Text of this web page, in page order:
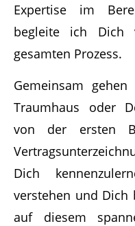
Expertise im
begleite ich Dich
gesamten Prozess.
Gemeinsam
Traumhaus oder
von der ersten
Dich
verstehen und Dich
auf diesem